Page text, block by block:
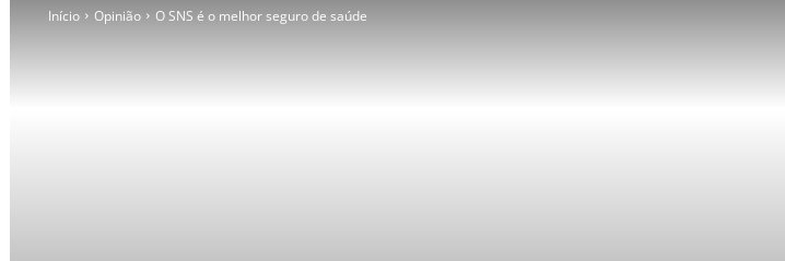
Início Opinião O SNS é o melhor seguro de saúde